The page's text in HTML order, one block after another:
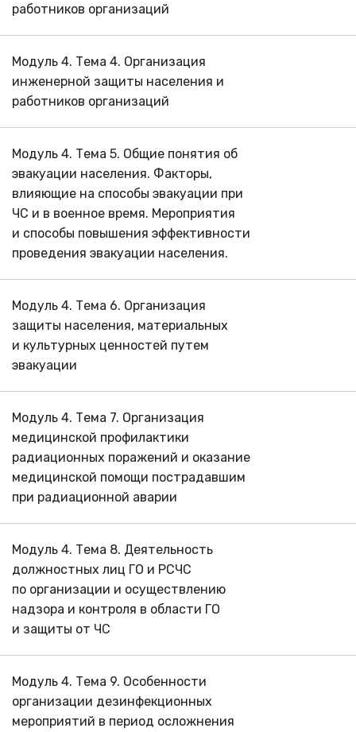
работников организаций
Модуль 4. Тема 4. Организация
инженерной защиты населения и
работников организаций
Модуль 4. Тема 5. Общие понятия об
эвакуации населения. Факторы,
влияющие на способы эвакуации при
ЧС и в военное время. Мероприятия
и способы повышения эффективности
проведения эвакуации населения.
Модуль 4. Тема 6. Организация
защиты населения, материальных
и культурных ценностей путем
эвакуации
Модуль 4. Тема 7. Организация
медицинской профилактики
радиационных поражений и оказание
медицинской помощи пострадавшим
при радиационной аварии
Модуль 4. Тема 8. Деятельность
должностных лиц ГО и РСЧС
по организации и осуществлению
надзора и контроля в области ГО
и защиты от ЧС
Модуль 4. Тема 9. Особенности
организации дезинфекционных
мероприятий в период осложнения